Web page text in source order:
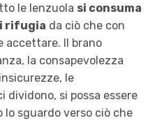
le lenzuola si consuma
rifugia da ciò che con
accettare. Il brano
la consapevolezza
le
dividono, si possa essere
sguardo verso ciò che